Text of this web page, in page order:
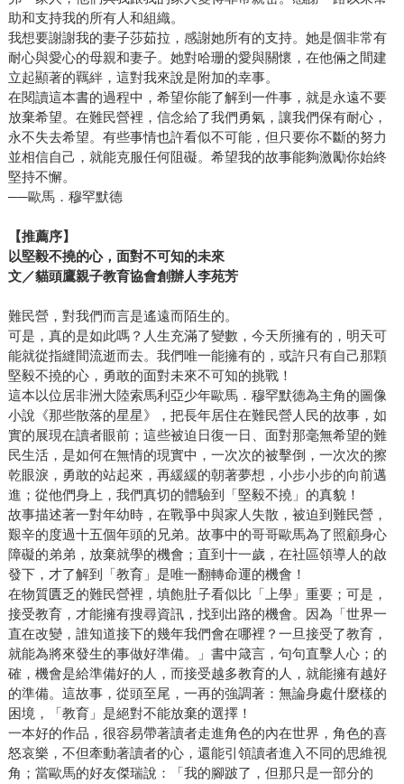
助和支持我的所有人和組織。
我想要謝謝我的妻子莎茹拉，感謝她所有的支持。她是個非常有
耐心與愛心的母親和妻子。她對哈珊的愛與關懷，在他倆之間建
立起顯著的羈絆，這對我來說是附加的幸事。
在閱讀這本書的過程中，希望你能了解到一件事，就是永遠不要
放棄希望。在難民營裡，信念給了我們勇氣，讓我們保有耐心，
永不失去希望。有些事情也許看似不可能，但只要你不斷的努力
並相信自己，就能克服任何阻礙。希望我的故事能夠激勵你始終
堅持不懈。
──歐馬．穆罕默德
【推薦序】
以堅毅不撓的心，面對不可知的未來
文／貓頭鷹親子教育協會創辦人李苑芳
難民營，對我們而言是遙遠而陌生的。
可是，真的是如此嗎？人生充滿了變數，今天所擁有的，明天可
能就從指縫間流逝而去。我們唯一能擁有的，或許只有自己那顆
堅毅不撓的心，勇敢的面對未來不可知的挑戰！
這本以位居非洲大陸索馬利亞少年歐馬．穆罕默德為主角的圖像
小說《那些散落的星星》，把長年居住在難民營人民的故事，如
實的展現在讀者眼前；這些被迫日復一日、面對那毫無希望的難
民生活，是如何在無情的現實中，一次次的被擊倒，一次次的擦
乾眼淚，勇敢的站起來，再緩緩的朝著夢想，小步小步的向前邁
進；從他們身上，我們真切的體驗到「堅毅不撓」的真貌！
故事描述著一對年幼時，在戰爭中與家人失散，被迫到難民營，
艱辛的度過十五個年頭的兄弟。故事中的哥哥歐馬為了照顧身心
障礙的弟弟，放棄就學的機會；直到十一歲，在社區領導人的啟
發下，才了解到「教育」是唯一翻轉命運的機會！
在物質匱乏的難民營裡，填飽肚子看似比「上學」重要；可是，
接受教育，才能擁有搜尋資訊，找到出路的機會。因為「世界一
直在改變，誰知道接下的幾年我們會在哪裡？一旦接受了教育，
就能為將來發生的事做好準備。」書中箴言，句句直擊人心；的
確，機會是給準備好的人，而接受越多教育的人，就能擁有越好
的準備。這故事，從頭至尾，一再的強調著：無論身處什麼樣的
困境，「教育」是絕對不能放棄的選擇！
一本好的作品，很容易帶著讀者走進角色的內在世界，角色的喜
怒哀樂，不但牽動著讀者的心，還能引領讀者進入不同的思維視
角；當歐馬的好友傑瑞說：「我的腳跛了，但那只是一部分的